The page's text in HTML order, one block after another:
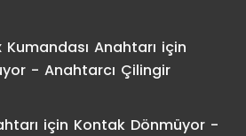
Anahtarı için
- Anahtarcı Çilingir
için Kontak Dönmüyor -